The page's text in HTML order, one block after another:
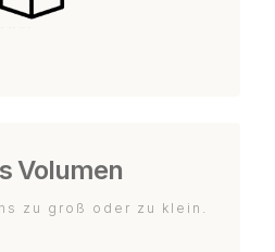
Volumen
zu groß oder zu klein.